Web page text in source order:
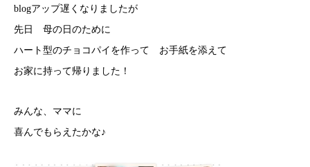
blogアップ遅くなりましたが
先日 母の日のために
ハート型のチョコパイを作って お手紙を添えて
お家に持って帰りました！
みんな、ママに
喜んでもらえたかな♪